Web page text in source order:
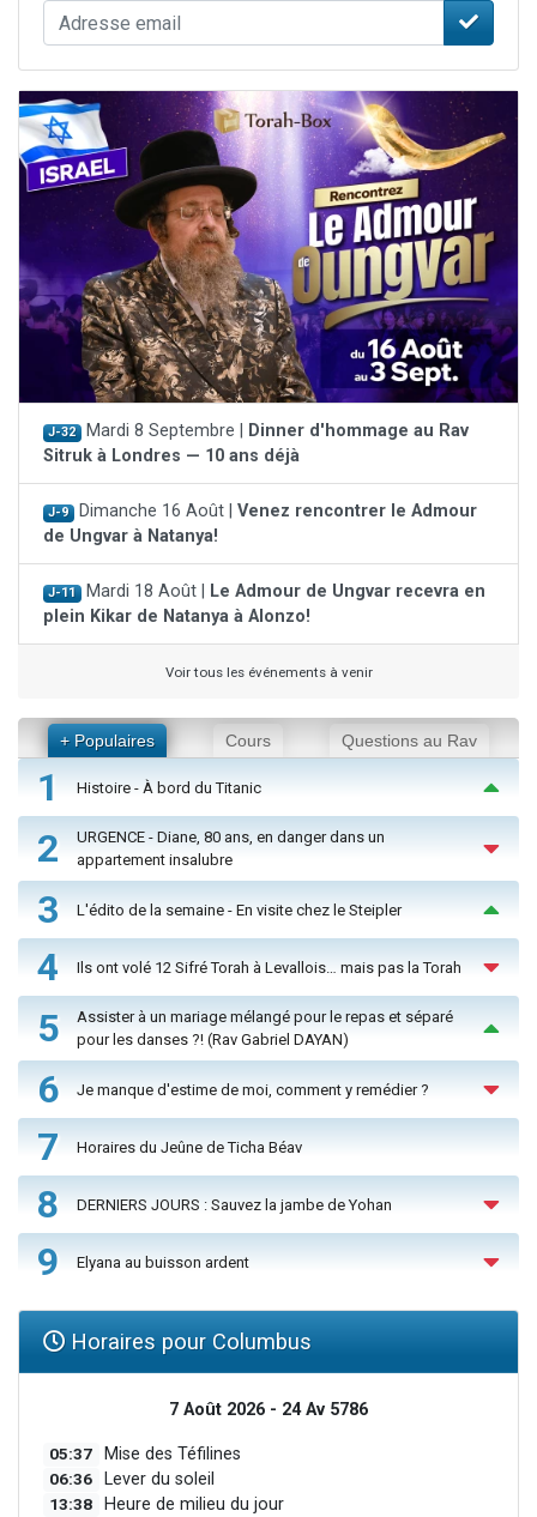
J-32 Mardi 8 Septembre |
Dinner d'hommage au Rav
Sitruk à Londres — 10 ans déjà
J-9 Dimanche 16 Août | Venez rencontrer le Admour
de Ungvar à Natanya!
J-11 Mardi 18 Août |
Le Admour de Ungvar recevra en
plein Kikar de Natanya à Alonzo!
Voir tous les événements à venir
+ Populaires Cours Questions au Rav
1 Histoire - À bord du Titanic
2
URGENCE - Diane, 80 ans, en danger dans un
appartement insalubre
3 L'édito de la semaine - En visite chez le Steipler
4 Ils ont volé 12 Sifré Torah à Levallois… mais pas la Torah
5
Assister à un mariage mélangé pour le repas et séparé
pour les danses ?! (Rav Gabriel DAYAN)
6 Je manque d'estime de moi, comment y remédier ?
7 Horaires du Jeûne de Ticha Béav
8 DERNIERS JOURS : Sauvez la jambe de Yohan
9 Elyana au buisson ardent
Horaires pour Columbus
7 Août 2026 - 24 Av 5786
05:37 Mise des Téfilines
06:36 Lever du soleil
13:38 Heure de milieu du jour